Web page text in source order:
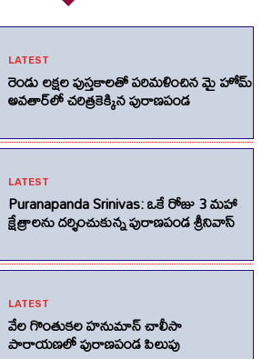
LATEST
రెండు లక్షల పుస్తకాలతో పరిమళించిన మై హోమ్
అవతార్‌లో చరిత్రకెక్కిన పురాణపండ
LATEST
Puranapanda Srinivas: ఒకే రోజు 3 మహా
క్షేత్రాలను దర్శించుకున్న పురాణపండ శ్రీనివాస్
LATEST
వేల గొంతుకల హనుమాన్ చాలీసా
పారాయణలో పురాణపండ పిలుపు